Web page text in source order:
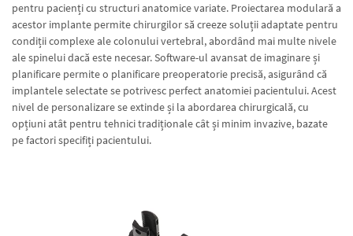
pentru pacienți cu structuri anatomice variate. Proiectarea modulară a
acestor implante permite chirurgilor să creeze soluții adaptate pentru
condiții complexe ale colonului vertebral, abordând mai multe nivele
ale spinelui dacă este necesar. Software-ul avansat de imaginare și
planificare permite o planificare preoperatorie precisă, asigurând că
implantele selectate se potrivesc perfect anatomiei pacientului. Acest
nivel de personalizare se extinde și la abordarea chirurgicală, cu
opțiuni atât pentru tehnici tradiționale cât și minim invazive, bazate
pe factori specifiți pacientului.